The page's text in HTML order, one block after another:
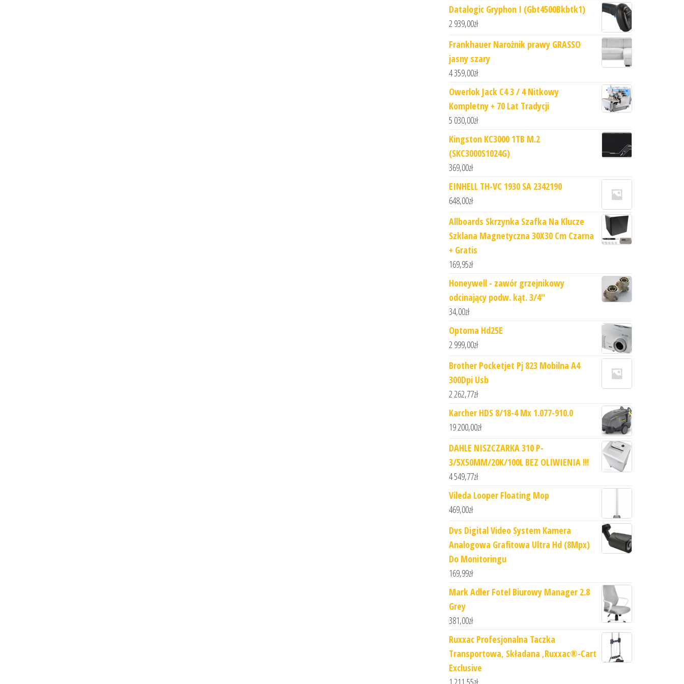
Datalogic Gryphon I (Gbt4500Bkbtk1)
2 939,00zł
Frankhauer Narożnik prawy GRASSO
jasny szary
4 359,00zł
Owerlok Jack C4 3 / 4 Nitkowy
Kompletny + 70 Lat Tradycji
5 030,00zł
Kingston KC3000 1TB M.2
(SKC3000S1024G)
369,00zł
EINHELL TH-VC 1930 SA 2342190
648,00zł
Allboards Skrzynka Szafka Na Klucze
Szklana Magnetyczna 30X30 Cm Czarna
+ Gratis
169,95zł
Honeywell - zawór grzejnikowy
odcinający podw. kąt. 3/4''
34,00zł
Optoma Hd25E
2 999,00zł
Brother Pocketjet Pj 823 Mobilna A4
300Dpi Usb
2 262,77zł
Karcher HDS 8/18-4 Mx 1.077-910.0
19 200,00zł
DAHLE NISZCZARKA 310 P-
3/5X50MM/20K/100L BEZ OLIWIENIA !!!
4 549,77zł
Vileda Looper Floating Mop
469,00zł
Dvs Digital Video System Kamera
Analogowa Grafitowa Ultra Hd (8Mpx)
Do Monitoringu
169,99zł
Mark Adler Fotel Biurowy Manager 2.8
Grey
381,00zł
Ruxxac Profesjonalna Taczka
Transportowa, Składana ,Ruxxac®-Cart
Exclusive